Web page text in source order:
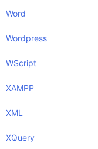
Word
Wordpress
WScript
XAMPP
XML
XQuery